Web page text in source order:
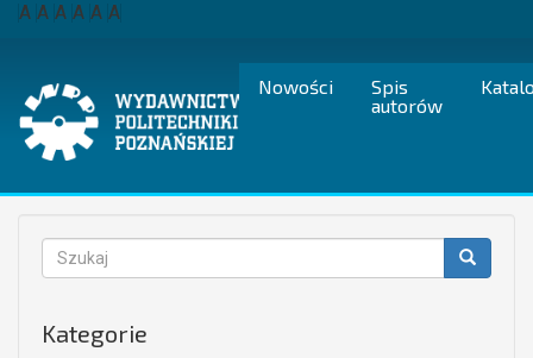
Przejdź
A A A A A A
Nowości
Spis
autorów
Formularz
wyszukiwania
Kategorie